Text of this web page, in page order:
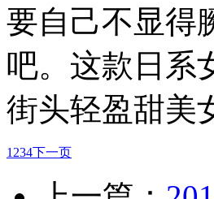
要自己不显得
吧。这款日系
街头轻盈甜美
1 234下一页